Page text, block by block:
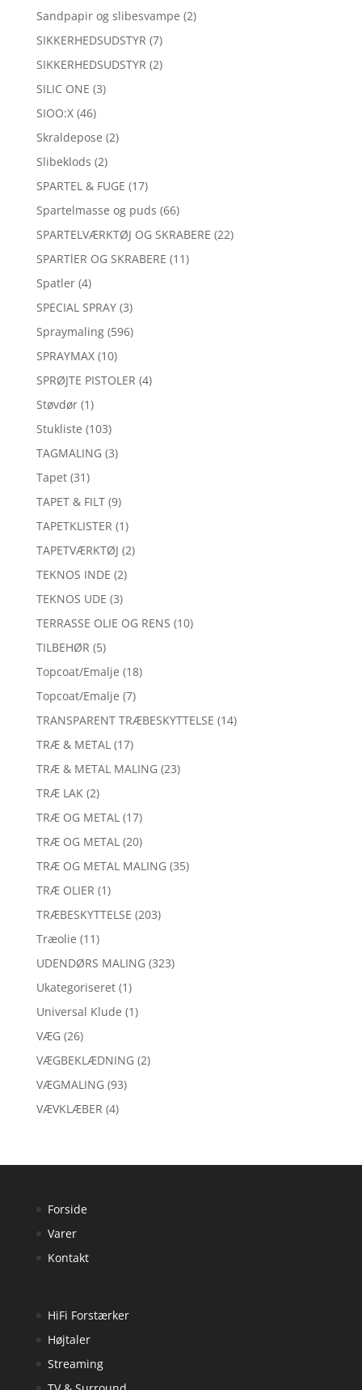
Sandpapir og slibesvampe (2)
SIKKERHEDSUDSTYR (7)
SIKKERHEDSUDSTYR (2)
SILIC ONE (3)
SIOO:X (46)
Skraldepose (2)
Slibeklods (2)
SPARTEL & FUGE (17)
Spartelmasse og puds (66)
SPARTELVÆRKTØJ OG SKRABERE (22)
SPARTlER OG SKRABERE (11)
Spatler (4)
SPECIAL SPRAY (3)
Spraymaling (596)
SPRAYMAX (10)
SPRØJTE PISTOLER (4)
Støvdør (1)
Stukliste (103)
TAGMALING (3)
Tapet (31)
TAPET & FILT (9)
TAPETKLISTER (1)
TAPETVÆRKTØJ (2)
TEKNOS INDE (2)
TEKNOS UDE (3)
TERRASSE OLIE OG RENS (10)
TILBEHØR (5)
Topcoat/Emalje (18)
Topcoat/Emalje (7)
TRANSPARENT TRÆBESKYTTELSE (14)
TRÆ & METAL (17)
TRÆ & METAL MALING (23)
TRÆ LAK (2)
TRÆ OG METAL (17)
TRÆ OG METAL (20)
TRÆ OG METAL MALING (35)
TRÆ OLIER (1)
TRÆBESKYTTELSE (203)
Træolie (11)
UDENDØRS MALING (323)
Ukategoriseret (1)
Universal Klude (1)
VÆG (26)
VÆGBEKLÆDNING (2)
VÆGMALING (93)
VÆVKLÆBER (4)
Forside
Varer
Kontakt
HiFi Forstærker
Højtaler
Streaming